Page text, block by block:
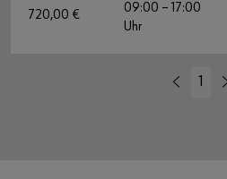
720,00 €
09:00 – 17:00
Uhr
1